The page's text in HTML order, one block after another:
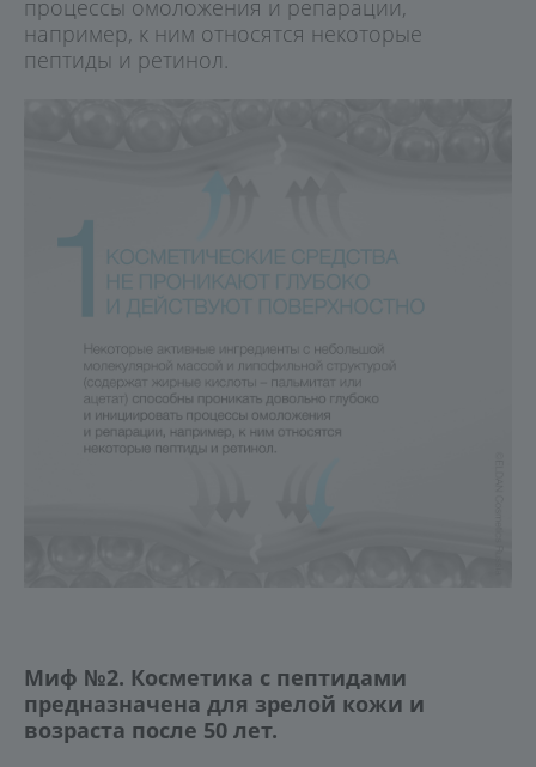
процессы омоложения и репарации,
например, к ним относятся некоторые
пептиды и ретинол.
Миф №2. Косметика с пептидами
предназначена для зрелой кожи и
возраста после 50 лет.